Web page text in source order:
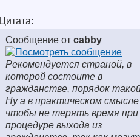
Цитата:
Сообщение от cabby
Рекомендуется страной, в
которой состоите в
гражданстве, порядок
Ну а в практическом смысле
чтобы не терять время при
процедуре выхода из